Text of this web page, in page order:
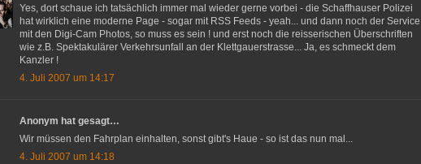
Yes, dort schaue ich tatsächlich immer mal wieder gerne vorbei - die Schaffhauser Polizei
hat wirklich eine moderne Page - sogar mit RSS Feeds - yeah... und dann noch der Service
mit den Digi-Cam Photos, so muss es sein ! und erst noch die reisserischen Überschriften
wie z.B. Spektakulärer Verkehrsunfall an der Klettgauerstrasse... Ja, es schmeckt dem
Kanzler !
4. Juli 2007 um 14:17
Anonym hat gesagt…
Wir müssen den Fahrplan einhalten, sonst gibt's Haue - so ist das nun mal...
4. Juli 2007 um 14:18